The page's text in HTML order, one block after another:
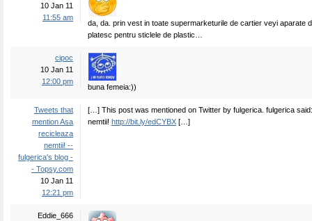
10 Jan 11
11:55 am
da, da. prin vest in toate supermarketurile de cartier veyi aparate
platesc pentru sticlele de plastic…
cipoc
10 Jan 11
12:00 pm
buna femeia:))
Tweets that
mention Asa
recicleaza
nemtii! --
fulgerica's blog -
- Topsy.com
10 Jan 11
12:21 pm
[…] This post was mentioned on Twitter by fulgerica. fulgerica
nemtii! http://bit.ly/edCYBX […]
Eddie_666